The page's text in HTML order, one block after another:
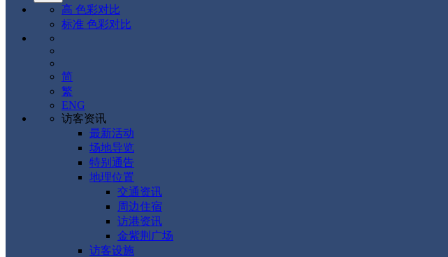
高 色彩对比
标准 色彩对比
简
繁
ENG
访客资讯
最新活动
场地导览
特别通告
地理位置
交通资讯
周边住宿
访港资讯
金紫荆广场
访客设施